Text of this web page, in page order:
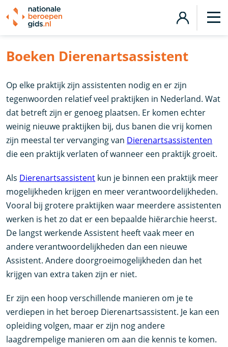
Boeken Dierenartsassistent
Op elke praktijk zijn assistenten nodig en er zijn
tegenwoorden relatief veel praktijken in Nederland. Wat
dat betreft zijn er genoeg plaatsen. Er komen echter
weinig nieuwe praktijken bij, dus banen die vrij komen
zijn meestal ter vervanging van Dierenartsassistenten
die een praktijk verlaten of wanneer een praktijk groeit.
Als Dierenartsassistent kun je binnen een praktijk meer
mogelijkheden krijgen en meer verantwoordelijkheden.
Vooral bij grotere praktijken waar meerdere assistenten
werken is het zo dat er een bepaalde hiërarchie heerst.
De langst werkende Assistent heeft vaak meer en
andere verantwoordelijkheden dan een nieuwe
Assistent. Andere doorgroeimogelijkheden dan het
krijgen van extra taken zijn er niet.
Er zijn een hoop verschillende manieren om je te
verdiepen in het beroep Dierenartsassistent. Je kan een
opleiding volgen, maar er zijn nog andere
laagdrempelige manieren om aan die kennis te komen.